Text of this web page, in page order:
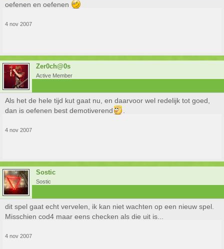
oefenen en oefenen
4 nov 2007
Zer0ch@0s
Active Member
Als het de hele tijd kut gaat nu, en daarvoor wel redelijk tot goed,
dan is oefenen best demotiverend
4 nov 2007
Sostic
Sostic
dit spel gaat echt vervelen, ik kan niet wachten op een nieuw spel.
Misschien cod4 maar eens checken als die uit is...
4 nov 2007